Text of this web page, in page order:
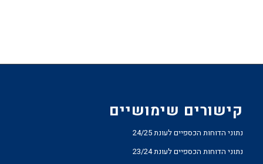
קישורים שימושיים
נתוני הדוחות הכספיים לעונת 24/25
נתוני הדוחות הכספיים לעונת 23/24